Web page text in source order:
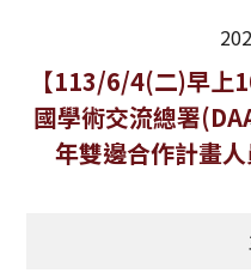
最新消息
【113/6/4(二)早上
國學術交流總署
年雙邊合作計畫